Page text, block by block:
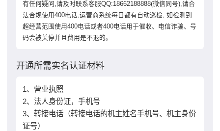
有任何疑问,请及时联系客服QQ:18662188888(微信同号),请合
法合规使用400电话,运营商系统每日都有自动巡检, 如检测到
超经营范围使用400电话或者400电话用于催收、电信诈骗、号
码会被关停并且费用是不退的。
开通所需实名认证材料
1、营业执照
2、法人身份证，手机号
3、转接电话（转接电话的机主姓名手机号、机主身份
证号）